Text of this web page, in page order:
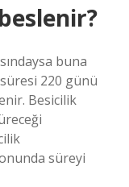
buna
220 günü
Besicilik
süreyi